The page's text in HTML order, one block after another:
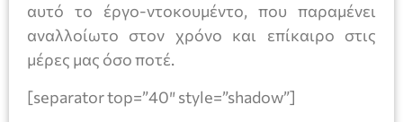
αυτό το έργο-ντοκουμέντο, που παραμένει
αναλλοίωτο στον χρόνο και επίκαιρο στις
μέρες μας όσο ποτέ.
[separator top=”40″ style=”shadow”]